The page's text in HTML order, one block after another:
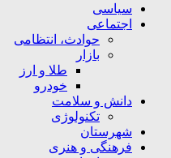
سیاسی
اجتماعی
حوادث، انتظامی
بازار
طلا و ارز
خودرو
دانش و سلامت
تکنولوژی
شهرستان
فرهنگی و هنری